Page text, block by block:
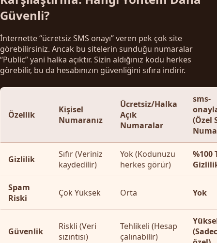
Güvenli?
İnternette “ücretsiz SMS onayı” veren pek çok site
görebilirsiniz. Ancak bu sitelerin sunduğu numaralar
“Public” yani halka açıktır. Sizin aldığınız kodu herkes
görebilir, bu da hesabınızın güvenliğini sıfıra indirir.
Özellik
Kişisel
Numaranız
Ücretsiz/Halka
Açık
Numaralar
sms-
(Özel
Gizlilik
Sıfır (Veriniz
kaydedilir)
Yok (Kodunuzu
herkes görür)
%100
Spam
Riski
Çok Yüksek Orta Yok
Güvenlik
Riskli (Veri
sızıntısı)
Tehlikeli (Hesap
çalınabilir)